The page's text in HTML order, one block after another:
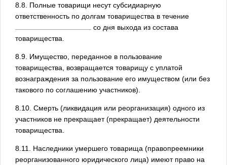
8.8. Полные товарищи несут субсидиарную
ответственность по долгам товарищества в течение
со дня выхода из состава
товарищества.
8.9. Имущество, переданное в пользование
товарищества, возвращается товарищу с уплатой
вознаграждения за пользование его имуществом (или без
такового по соглашению участников).
8.10. Смерть (ликвидация или реорганизация) одного из
участников не прекращает (прекращает) деятельности
товарищества.
8.11. Наследники умершего товарища (правопреемники
реорганизованного юридического лица) имеют право на